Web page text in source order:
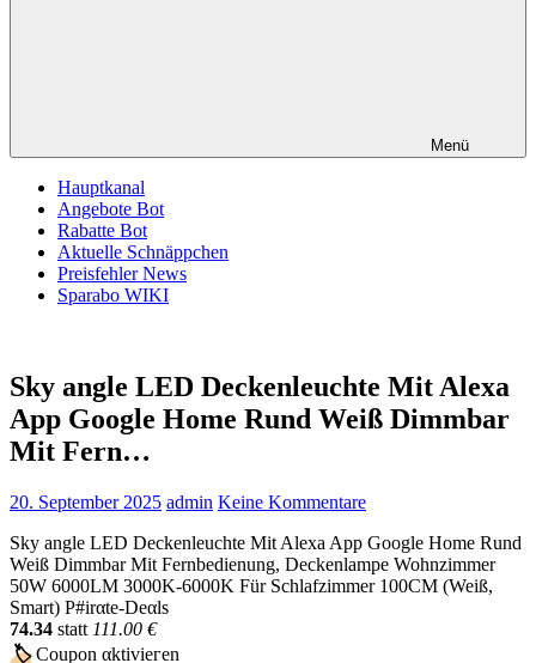
Menü
Hauptkanal
Angebote Bot
Rabatte Bot
Aktuelle Schnäppchen
Preisfehler News
Sparabo WIKI
Sky angle LED Deckenleuchte Mit Alexa
App Google Home Rund Weiß Dimmbar
Mit Fern…
20. September 2025 admin Keine Kommentare
Sky angle LED Deckenleuchte Mit Alexa App Google Home Rund
Weiß Dimmbar Mit Fernbedienung, Deckenlampe Wohnzimmer
50W 6000LM 3000K-6000K Für Schlafzimmer 100CM (Weiß,
Smart) P#irαtе-Dеαls
74.34 statt 111.00 €
🏷Сοuрοn αktiviегеn